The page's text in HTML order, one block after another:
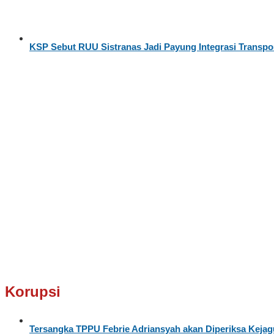
KSP Sebut RUU Sistranas Jadi Payung Integrasi
Korupsi
Tersangka TPPU Febrie Adriansyah akan Diperiksa